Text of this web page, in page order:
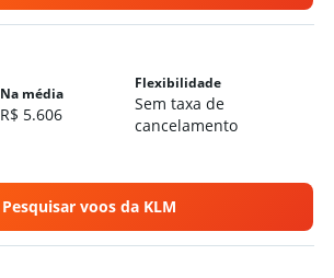
Na média
R$ 5.606
Flexibilidade
Sem taxa de
cancelamento
Pesquisar voos da KLM